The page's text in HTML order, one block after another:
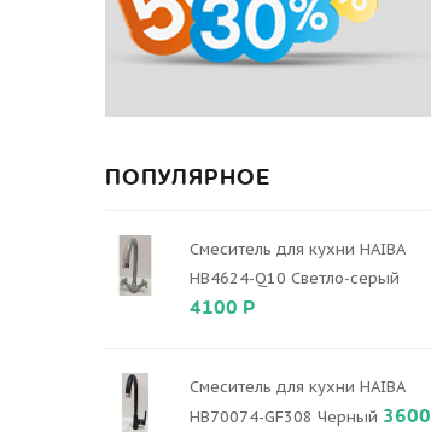
ПОПУЛЯРНОЕ
Смеситель для кухни HAIBA
HB4624-Q10 Светло-серый
4100 Р
Смеситель для кухни HAIBA
HB70074-GF308 Черный 3600